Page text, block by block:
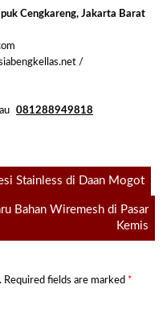
Cengkareng, Jakarta Barat
/
081288949818
Stainless di Daan Mogot
Bahan Wiremesh di Pasar
Kemis
Required fields are marked *